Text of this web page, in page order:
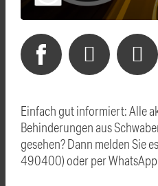
Einfach gut informiert: Alle
Behinderungen aus
gesehen? Dann melden Sie
490400) oder per